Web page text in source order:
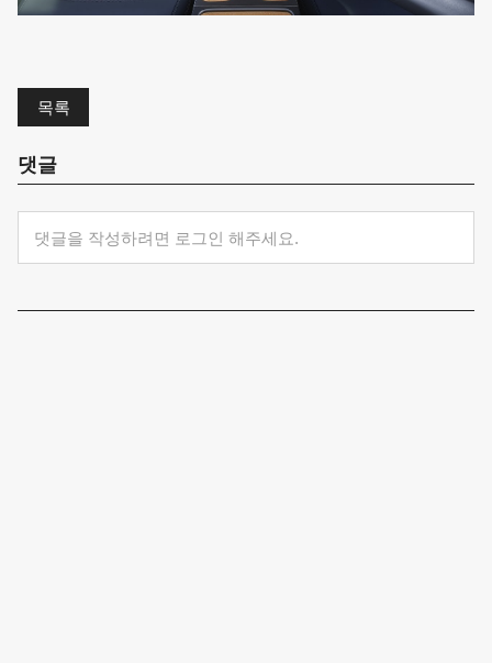
목록
댓글
댓글을 작성하려면 로그인 해주세요.